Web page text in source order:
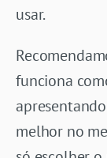
usar.
funciona
melhor no